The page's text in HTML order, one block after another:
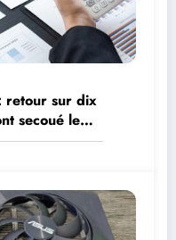
retour sur dix
secoué le